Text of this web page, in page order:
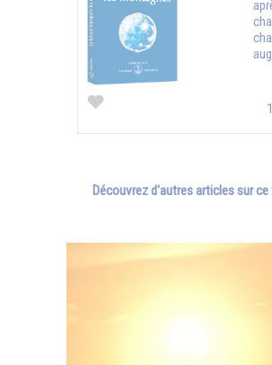
Découvrez d'autres articles sur ce